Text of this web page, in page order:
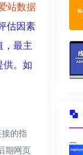
站数据
估因素
，最主
供。如
的指
期网页